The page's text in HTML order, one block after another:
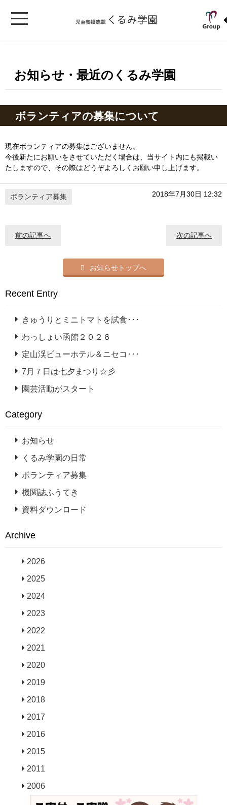
お知らせ・最近のくるみ学園
ボランティアの募集について
現在ボランティアの募集はございません。
今後新たにお願いをさせていただく場合は、当サイト内にも掲載い
たしますので、その際はどうぞよろしくお願い申し上げます。
ボランティア募集 2018年7月30日 12:32
前の記事へ 次の記事へ
お知らせトップへ
Recent Entry
きゅうりとミニトマトを試食･･･
わっしょい函館２０２６
定山渓ビューホテル＆ニセコ･･･
7月７日は七夕まつり☆彡
園芸活動がスタート
Category
お知らせ
くるみ学園の日常
ボランティア募集
機関誌ふうてき
資料ダウンロード
Archive
2026
2025
2024
2023
2022
2021
2020
2019
2018
2017
2016
2015
2011
2006